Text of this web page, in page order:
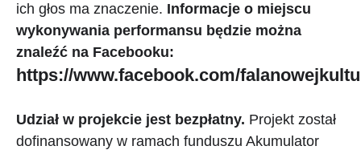
ich głos ma znaczenie. Informacje o miejscu
wykonywania performansu będzie można
znaleźć na Facebooku:
https://www.facebook.com/
Udział w projekcie jest bezpłatny. Projekt został
dofinansowany w ramach funduszu Akumulator